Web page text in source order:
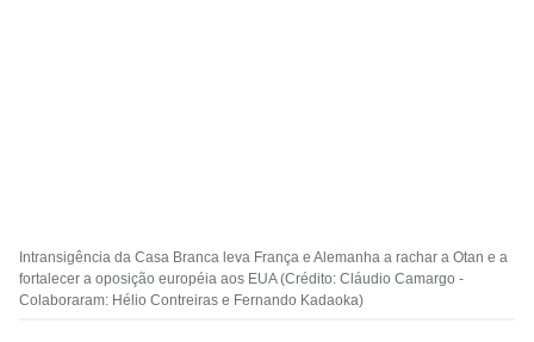
Intransigência da Casa Branca leva França e Alemanha a rachar a Otan e a
fortalecer a oposição européia aos EUA (Crédito: Cláudio Camargo -
Colaboraram: Hélio Contreiras e Fernando Kadaoka)